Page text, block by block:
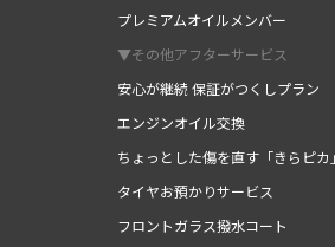
プレミアムオイルメンバー
▼その他アフターサービス
安心が継続 保証がつくしプラン
エンジンオイル交換
ちょっとした傷を直す「きらピカ
タイヤお預かりサービス
フロントガラス撥水コート